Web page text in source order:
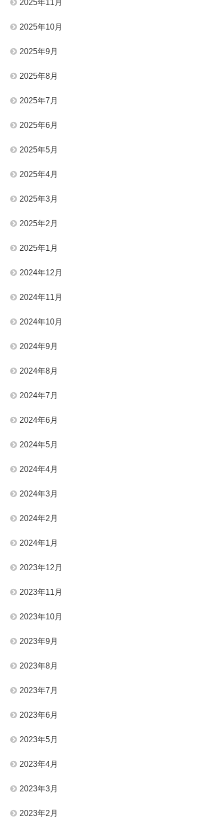
2025年11月
2025年10月
2025年9月
2025年8月
2025年7月
2025年6月
2025年5月
2025年4月
2025年3月
2025年2月
2025年1月
2024年12月
2024年11月
2024年10月
2024年9月
2024年8月
2024年7月
2024年6月
2024年5月
2024年4月
2024年3月
2024年2月
2024年1月
2023年12月
2023年11月
2023年10月
2023年9月
2023年8月
2023年7月
2023年6月
2023年5月
2023年4月
2023年3月
2023年2月